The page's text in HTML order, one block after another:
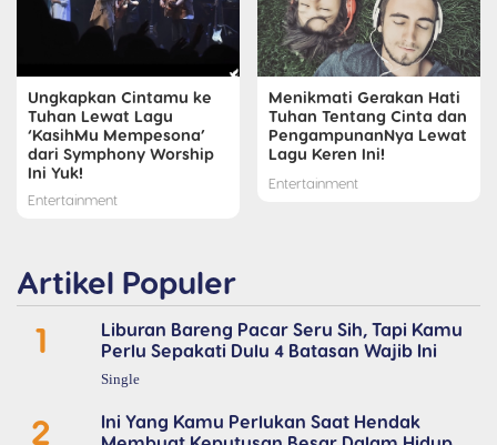
Ungkapkan Cintamu ke
Tuhan Lewat Lagu
‘KasihMu Mempesona’
dari Symphony Worship
Ini Yuk!
Entertainment
Menikmati Gerakan Hati
Tuhan Tentang Cinta dan
PengampunanNya Lewat
Lagu Keren Ini!
Entertainment
Artikel Populer
1
Liburan Bareng Pacar Seru Sih, Tapi Kamu
Perlu Sepakati Dulu 4 Batasan Wajib Ini
Single
2
Ini Yang Kamu Perlukan Saat Hendak